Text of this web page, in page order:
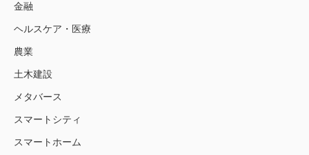
金融
ヘルスケア・医療
農業
土木建設
メタバース
スマートシティ
スマートホーム